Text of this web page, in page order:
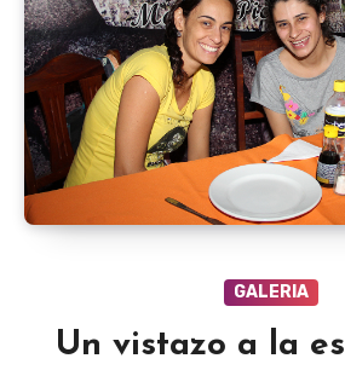
GALERIA
Un vistazo a la